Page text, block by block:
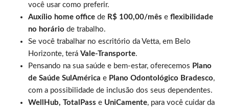
você usar como preferir.
Auxílio home office de R$ 100,00/mês e flexibilidade
no horário de trabalho.
Se você trabalhar no escritório da Vetta, em Belo
Horizonte, terá Vale-Transporte.
Pensando na sua saúde e bem-estar, oferecemos Plano
de Saúde SulAmérica e Plano Odontológico Bradesco,
com a possibilidade de inclusão dos seus dependentes.
WellHub, TotalPass e UniCamente, para você cuidar da